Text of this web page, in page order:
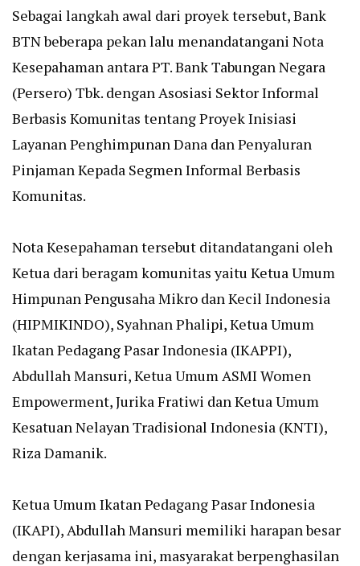
Sebagai langkah awal dari proyek tersebut, Bank
BTN beberapa pekan lalu menandatangani Nota
Kesepahaman antara PT. Bank Tabungan Negara
(Persero) Tbk. dengan Asosiasi Sektor Informal
Berbasis Komunitas tentang Proyek Inisiasi
Layanan Penghimpunan Dana dan Penyaluran
Pinjaman Kepada Segmen Informal Berbasis
Komunitas.
Nota Kesepahaman tersebut ditandatangani oleh
Ketua dari beragam komunitas yaitu Ketua Umum
Himpunan Pengusaha Mikro dan Kecil Indonesia
(HIPMIKINDO), Syahnan Phalipi, Ketua Umum
Ikatan Pedagang Pasar Indonesia (IKAPPI),
Abdullah Mansuri, Ketua Umum ASMI Women
Empowerment, Jurika Fratiwi dan Ketua Umum
Kesatuan Nelayan Tradisional Indonesia (KNTI),
Riza Damanik.
Ketua Umum Ikatan Pedagang Pasar Indonesia
(IKAPI), Abdullah Mansuri memiliki harapan besar
dengan kerjasama ini, masyarakat berpenghasilan